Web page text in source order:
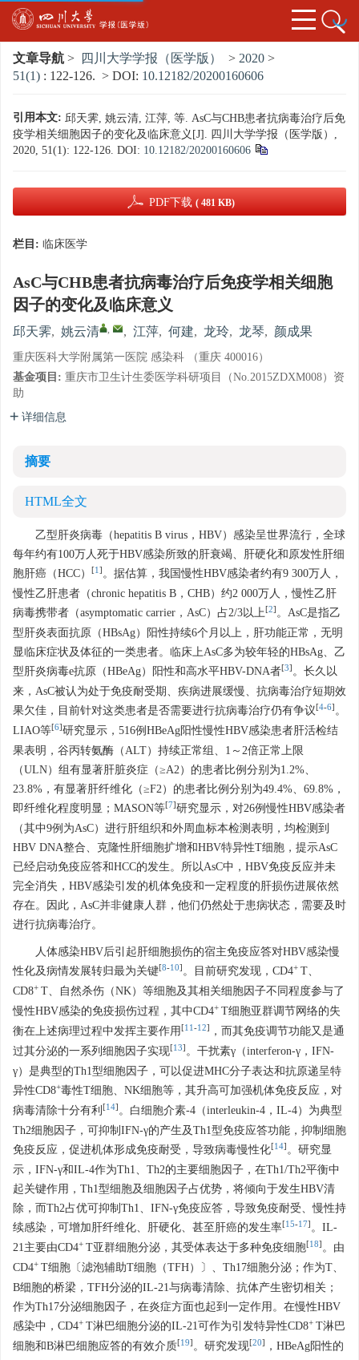
文章导航 > 四川大学学报（医学版） > 2020 >
51(1) : 122-126. > DOI: 10.12182/20200160606
引用本文: 邱天霁, 姚云清, 江萍, 等. AsC与CHB患者抗病毒治疗后免
疫学相关细胞因子的变化及临床意义[J]. 四川大学学报（医学版）,
2020, 51(1): 122-126. DOI: 10.12182/20200160606
PDF下载 ( 481 KB)
栏目: 临床医学
AsC与CHB患者抗病毒治疗后免疫学相关细胞
因子的变化及临床意义
邱天霁, 姚云清 , , 江萍, 何建, 龙玲, 龙琴, 颜成果
重庆医科大学附属第一医院 感染科 （重庆 400016）
基金项目: 重庆市卫生计生委医学科研项目（No.2015ZDXM008）资
助
详细信息
摘要
HTML全文
乙型肝炎病毒（hepatitis B virus，HBV）感染呈世界流行，全球
每年约有100万人死于HBV感染所致的肝衰竭、肝硬化和原发性肝细
胞肝癌（HCC）
[1] 。据估算，我国慢性HBV感染者约有9 300万人，
慢性乙肝患者（chronic hepatitis B，CHB）约2 000万人，慢性乙肝
病毒携带者（asymptomatic carrier，AsC）占2/3以上[2] 。AsC是指乙
型肝炎表面抗原（HBsAg）阳性持续6个月以上，肝功能正常，无明
显临床症状及体征的一类患者。临床上AsC多为较年轻的HBsAg、乙
型肝炎病毒e抗原（HBeAg）阳性和高水平HBV-DNA者[3] 。长久以
来，AsC被认为处于免疫耐受期、疾病进展缓慢、抗病毒治疗短期效
果欠佳，目前针对这类患者是否需要进行抗病毒治疗仍有争议[4-6] 。
LIAO等[6]研究显示，516例HBeAg阳性慢性HBV感染患者肝活检结
果表明，谷丙转氨酶（ALT）持续正常组、1～2倍正常上限
（ULN）组有显著肝脏炎症（≥A2）的患者比例分别为1.2%、
23.8%，有显著肝纤维化（≥F2）的患者比例分别为49.4%、69.8%，
即纤维化程度明显；MASON等[7]研究显示，对26例慢性HBV感染者
（其中9例为AsC）进行肝组织和外周血标本检测表明，均检测到
HBV DNA整合、克隆性肝细胞扩增和HBV特异性T细胞，提示AsC
已经启动免疫应答和HCC的发生。所以AsC中，HBV免疫反应并未
完全消失，HBV感染引发的机体免疫和一定程度的肝损伤进展依然
存在。因此，AsC并非健康人群，他们仍然处于患病状态，需要及时
进行抗病毒治疗。
人体感染HBV后引起肝细胞损伤的宿主免疫应答对HBV感染慢
性化及病情发展转归最为关键[8-10] 。目前研究发现，CD4+ T、
CD8+ T、自然杀伤（NK）等细胞及其相关细胞因子不同程度参与了
慢性HBV感染的免疫损伤过程，其中CD4+ T细胞亚群调节网络的失
衡在上述病理过程中发挥主要作用 [11-12]
，而其免疫调节功能又是通
过其分泌的一系列细胞因子实现[13] 。干扰素γ（interferon-γ，IFN-
γ）是典型的Th1型细胞因子，可以促进MHC分子表达和抗原递呈特
异性CD8+毒性T细胞、NK细胞等，其升高可加强机体免疫反应，对
病毒清除十分有利 [14] 。白细胞介素-4（interleukin-4，IL-4）为典型
Th2细胞因子，可抑制IFN-γ的产生及Th1型免疫应答功能，抑制细胞
免疫反应，促进机体形成免疫耐受，导致病毒慢性化[14] 。研究显
示，IFN-γ和IL-4作为Th1、Th2的主要细胞因子，在Th1/Th2平衡中
起关键作用，Th1型细胞及细胞因子占优势，将倾向于发生HBV清
除，而Th2占优可抑制Th1、IFN-γ免疫应答，导致免疫耐受、慢性持
续感染，可增加肝纤维化、肝硬化、甚至肝癌的发生率[15-17] 。IL-
21主要由CD4+ T亚群细胞分泌，其受体表达于多种免疫细胞[18] 。由
CD4+ T细胞〔滤泡辅助T细胞（TFH）〕、Th17细胞分泌；作为T、
B细胞的桥梁，TFH分泌的IL-21与病毒清除、抗体产生密切相关；
作为Th17分泌细胞因子，在炎症方面也起到一定作用。在慢性HBV
感染中，CD4+ T淋巴细胞分泌的IL-21可作为引发特异性CD8+ T淋巴
细胞和B淋巴细胞应答的有效介质[19] 。研究发现[20]
，HBeAg阳性的